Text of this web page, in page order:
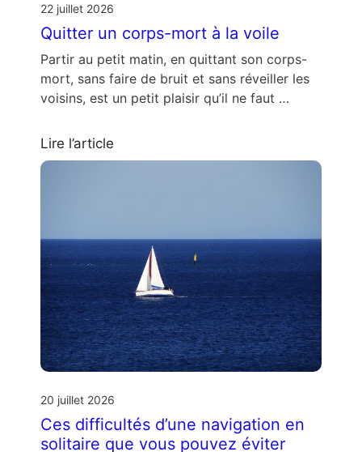
22 juillet 2026
Quitter un corps-mort à la voile
Partir au petit matin, en quittant son corps-
mort, sans faire de bruit et sans réveiller les
voisins, est un petit plaisir qu’il ne faut …
Lire l’article
20 juillet 2026
Ces difficultés d’une navigation en
solitaire que vous pouvez éviter